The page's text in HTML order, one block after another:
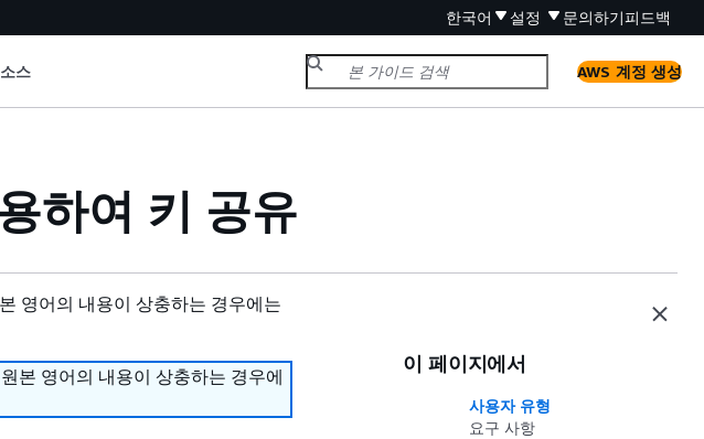
한국어 설정 문의하기피드백
스 AWS 계정 생성
하여 키 공유
영어의 내용이 상충하는 경우에는
본 영어의 내용이 상충하는 경우에
이 페이지에서
사용자 유형
요구 사항